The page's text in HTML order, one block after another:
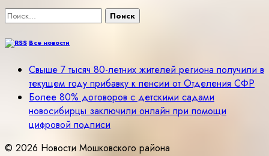
Найти:
Все новости
Свыше 7 тысяч 80-летних жителей региона получили в
текущем году прибавку к пенсии от Отделения СФР
Более 80% договоров с детскими садами
новосибирцы заключили онлайн при помощи
цифровой подписи
© 2026 Новости Мошковского района